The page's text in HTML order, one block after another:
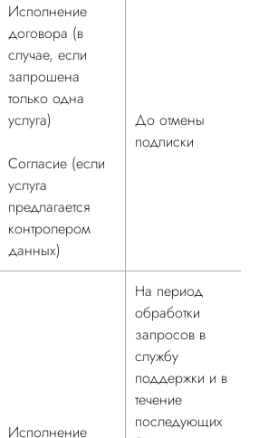
Исполнение
договора (в
случае, если
запрошена
только одна
услуга)
Согласие (если
услуга
предлагается
контролером
данных)
До отмены
подписки
Исполнение
На период
обработки
запросов в
службу
поддержки и в
течение
последующих